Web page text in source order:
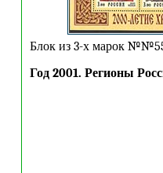
Блок из 3-х марок
Год 2001. Регионы